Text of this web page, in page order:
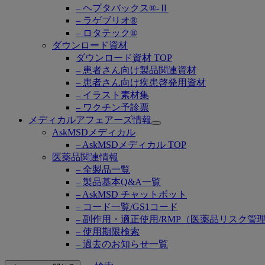
– ヘプタバックス®-Ⅱ
– ラゲブリオ®
– ロタテック®
ダウンロード資材
ダウンロード資材 TOP
– 患者さん向け製品関連資材
– 患者さん向け疾患啓発用資材
– イラスト素材集
– ワクチン予診票
メディカルアフェアーズ情報
Open
AskMSDメディカル
– AskMSDメディカル TOP
医薬品関連情報
– 全製品一覧
– 製品基本Q&A一覧
– AskMSD チャットボット
– コード一覧/GS1コード
– 副作用・適正使用/RMP（医薬品リスク管
– 使用期限検索
– 過去のお知らせ一覧